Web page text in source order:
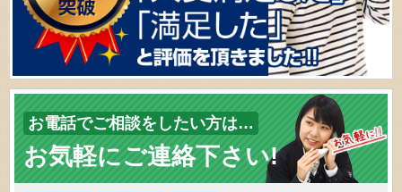
お電話でご相談をしたい方は…
お気軽にご連絡下さい!